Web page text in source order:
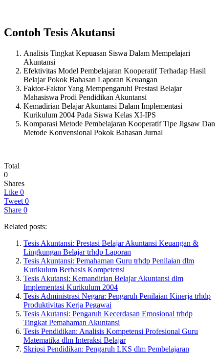
Contoh Tesis Akutansi
Analisis Tingkat Kepuasan Siswa Dalam Mempelajari
Akuntansi
Efektivitas Model Pembelajaran Kooperatif Terhadap Hasil
Belajar Pokok Bahasan Laporan Keuangan
Faktor-Faktor Yang Mempengaruhi Prestasi Belajar
Mahasiswa Prodi Pendidikan Akuntansi
Kemadirian Belajar Akuntansi Dalam Implementasi
Kurikulum 2004 Pada Siswa Kelas XI-IPS
Komparasi Metode Pembelajaran Kooperatif Tipe Jigsaw Dan
Metode Konvensional Pokok Bahasan Jurnal
Total
0
Shares
Like 0
Tweet 0
Share 0
Related posts:
Tesis Akuntansi: Prestasi Belajar Akuntansi Keuangan &
Lingkungan Belajar trhdp Laporan
Tesis Akuntansi: Pemahaman Guru trhdp Penilaian dlm
Kurikulum Berbasis Kompetensi
Tesis Akutansi: Kemandirian Belajar Akuntansi dlm
Implementasi Kurikulum 2004
Tesis Administrasi Negara: Pengaruh Penilaian Kinerja trhdp
Produktivitas Kerja Pegawai
Tesis Akutansi: Pengaruh Kecerdasan Emosional trhdp
Tingkat Pemahaman Akuntansi
Tesis Pendidikan: Analisis Kompetensi Profesional Guru
Matematika dlm Interaksi Belajar
Skripsi Pendidikan: Pengaruh LKS dlm Pembelajaran